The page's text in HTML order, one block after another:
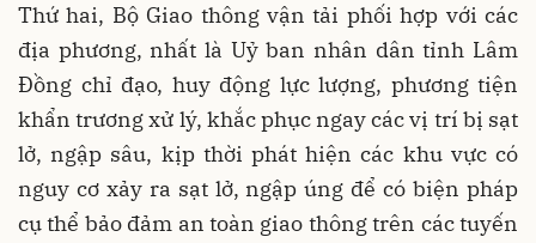
Thứ hai, Bộ Giao thông vận tải phối hợp với các
địa phương, nhất là Uỷ ban nhân dân tỉnh Lâm
Đồng chỉ đạo, huy động lực lượng, phương tiện
khẩn trương xử lý, khắc phục ngay các vị trí bị sạt
lở, ngập sâu, kịp thời phát hiện các khu vực có
nguy cơ xảy ra sạt lở, ngập úng để có biện pháp
cụ thể bảo đảm an toàn giao thông trên các tuyến